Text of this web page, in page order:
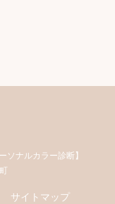
ナルカラー診断】
サイトマップ